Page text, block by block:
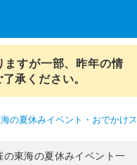
すが一部、昨年の情
承ください。
の夏休みイベント・おでかけ
東海の夏休みイベント一